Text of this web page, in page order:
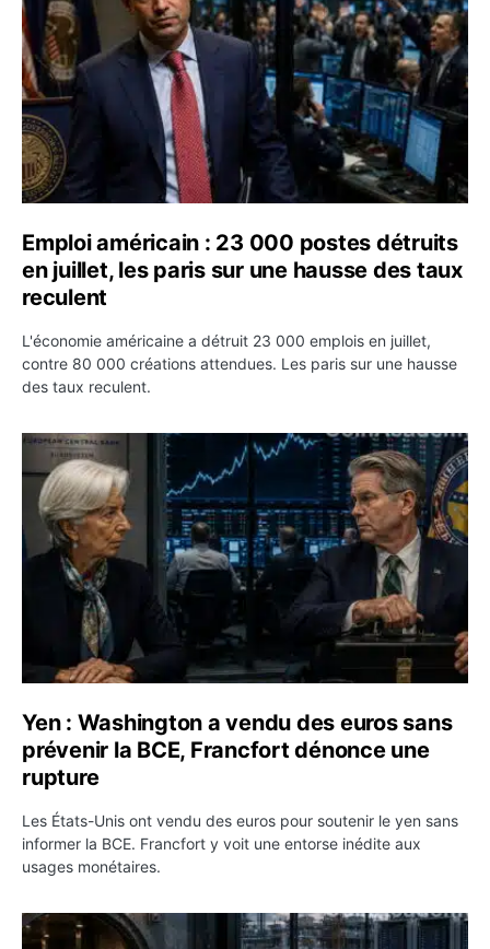
Emploi américain : 23 000 postes détruits
en juillet, les paris sur une hausse des taux
reculent
L'économie américaine a détruit 23 000 emplois en juillet,
contre 80 000 créations attendues. Les paris sur une hausse
des taux reculent.
Yen : Washington a vendu des euros sans prévenir la
Yen : Washington a vendu des euros sans
prévenir la BCE, Francfort dénonce une
rupture
Les États-Unis ont vendu des euros pour soutenir le yen sans
informer la BCE. Francfort y voit une entorse inédite aux
usages monétaires.
Jane Street négocie le transfert de 11 milliards de